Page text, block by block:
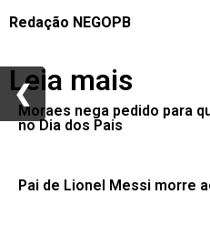
Redação NEGOPB
Leia mais
Moraes nega pedido para
no Dia dos Pais
Pai de Lionel Messi morre
❮
❮